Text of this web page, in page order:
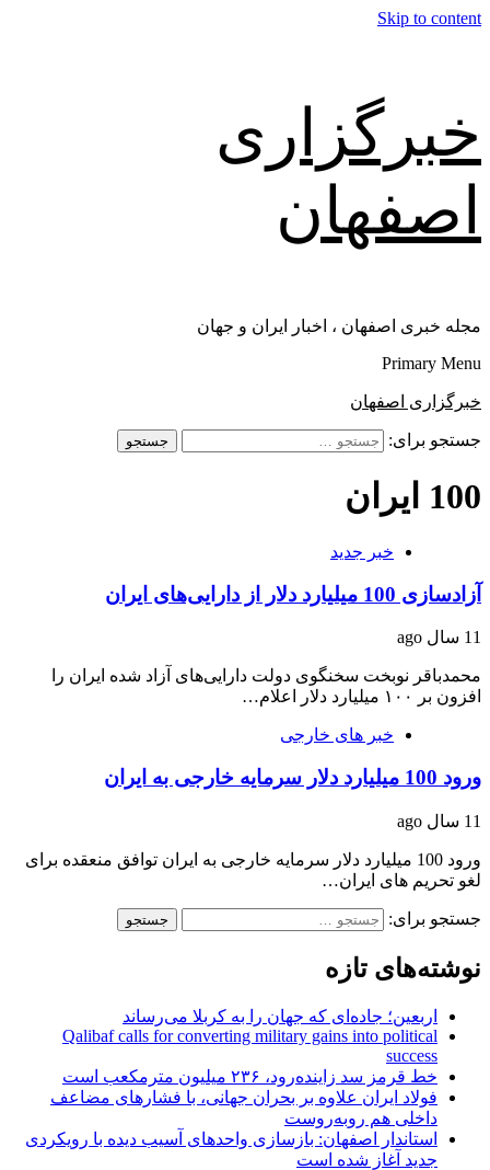
Skip to content
خبرگزاری
اصفهان
مجله خبری اصفهان ، اخبار ایران و جهان
Primary Menu
خبرگزاری اصفهان
جستجو برای:
100 ایران
خبر جدید
آزادسازی 100 میلیارد دلار از دارایی‌های ایران
11 سال ago
محمدباقر نوبخت سخنگوی دولت دارایی‌های آزاد شده ایران را
افزون بر ۱۰۰ میلیارد دلار اعلام…
خبر های خارجی
ورود 100 میلیارد دلار سرمایه خارجی به ایران
11 سال ago
ورود 100 میلیارد دلار سرمایه خارجی به ایران توافق منعقده برای
لغو تحریم های ایران…
جستجو برای:
نوشته‌های تازه
اربعین؛ جاده‌ای که جهان را به کربلا می‌رساند
Qalibaf calls for converting military gains into political
success
خط قرمز سد زاینده‌رود، ۲۳۶ میلیون مترمکعب است
فولاد ایران علاوه بر بحران جهانی، با فشارهای مضاعف
داخلی هم روبه‌روست
استاندار اصفهان: بازسازی واحدهای آسیب دیده با رویکردی
جدید آغاز شده است